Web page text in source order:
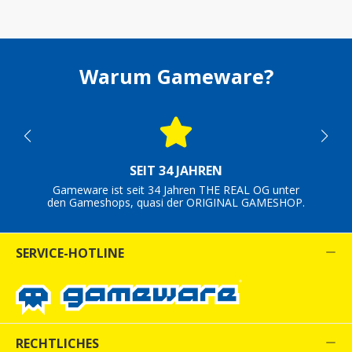
Warum Gameware?
SEIT 34 JAHREN
Gameware ist seit 34 Jahren THE REAL OG unter
den Gameshops, quasi der ORIGINAL GAMESHOP.
SERVICE-HOTLINE
RECHTLICHES